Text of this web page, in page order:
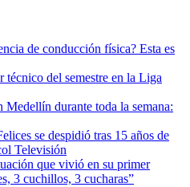
de conducción física? Esta es
del semestre en la Liga
durante toda la semana:
se despidió tras 15 años de
Televisión
que vivió en su primer
3 cuchillos, 3 cucharas”